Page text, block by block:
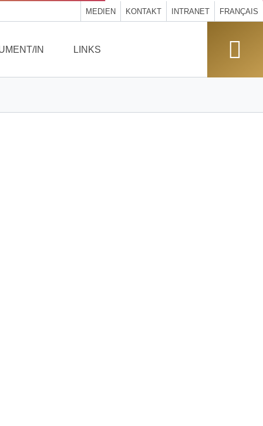
MEDIEN KONTAKT INTRANET FRANÇAIS
IN LINKS